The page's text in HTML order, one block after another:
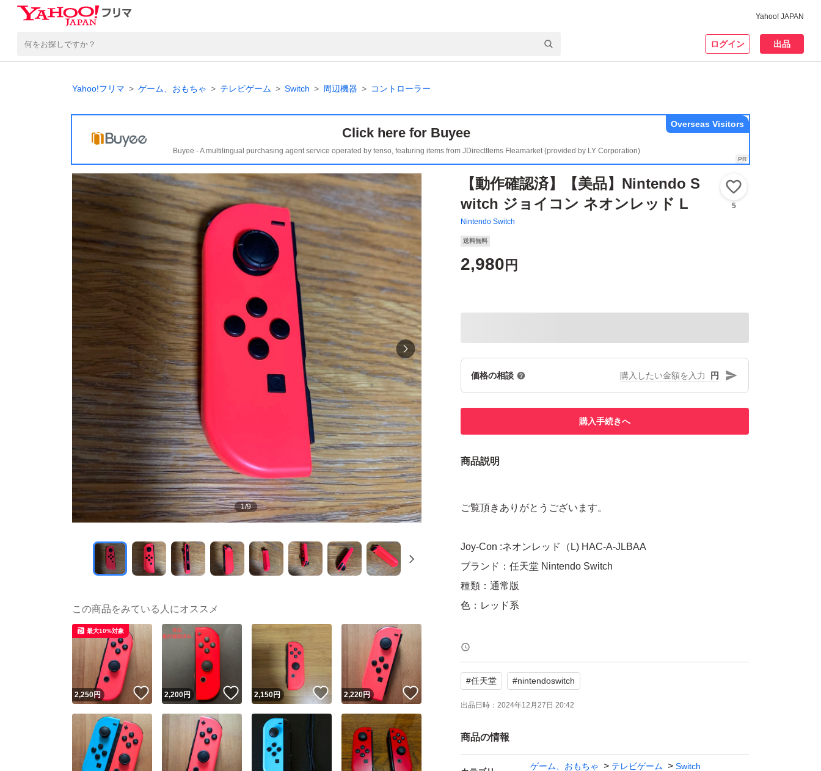
Yahoo! JAPAN
ログイン 出品
Yahoo!フリマ ゲーム、おもちゃ テレビゲーム Switch 周辺機器 コントローラー
Click here for Buyee
Buyee - A multilingual purchasing agent service operated by tenso, featuring items from JDirectItems Fleamarket (provided by LY Corporation)
Overseas Visitors
1/9
【動作確認済】【美品】Nintendo S
witch ジョイコン ネオンレッド L
Nintendo Switch
5
送料無料
2,980 円
価格の相談 円
購入手続きへ
商品説明
ご覧頂きありがとうございます。
Joy-Con :ネオンレッド（L) HAC-A-JLBAA
ブランド：任天堂 Nintendo Switch
種類：通常版
色：レッド系
動作確認済み。
動作確認済みですが、確認以外にも不具合があるかもしれませ
ん。薄いスレ・小キズ等ありますので、わかりにくいとは思いま
い致します。
#任天堂 #nintendoswitch
出品日時： 2024年12月27日 20:42
商品の情報
ゲーム、おもちゃ テレビゲーム
Switch
この商品をみている人にオススメ
2,250円 いいね！
最大10%対象
2,200円 いいね！
2,150円 いいね！
2,220円